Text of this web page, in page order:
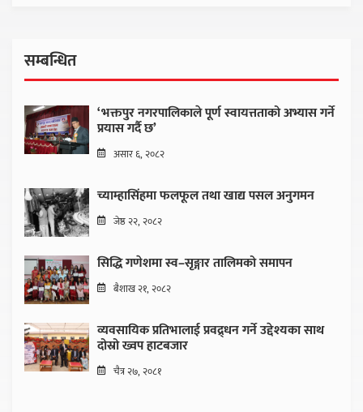
सम्बन्धित
‘भक्तपुर नगरपालिकाले पूर्ण स्वायत्तताको अभ्यास गर्ने
प्रयास गर्दै छ’
असार ६, २०८२
च्याम्हासिंहमा फलफूल तथा खाद्य पसल अनुगमन
जेष्ठ २२, २०८२
सिद्धि गणेशमा स्व–सृङ्गार तालिमको समापन
बैशाख २१, २०८२
व्यवसायिक प्रतिभालाई प्रवद्र्धन गर्ने उद्देश्यका साथ
दोस्रो ख्वप हाटबजार
चैत्र २७, २०८१